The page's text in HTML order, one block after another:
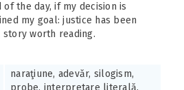
the day, if my decision is
my goal: justice has been
worth reading.
naraţiune, adevăr, silogism,